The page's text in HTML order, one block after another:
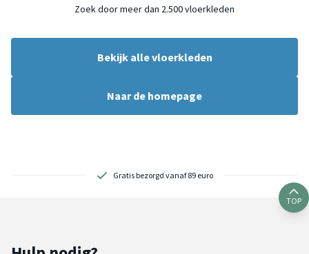
Zoek door meer dan 2.500 vloerkleden
Bekijk alle vloerkleden
Naar de homepage
Gratis bezorgd vanaf 89 euro
TOP